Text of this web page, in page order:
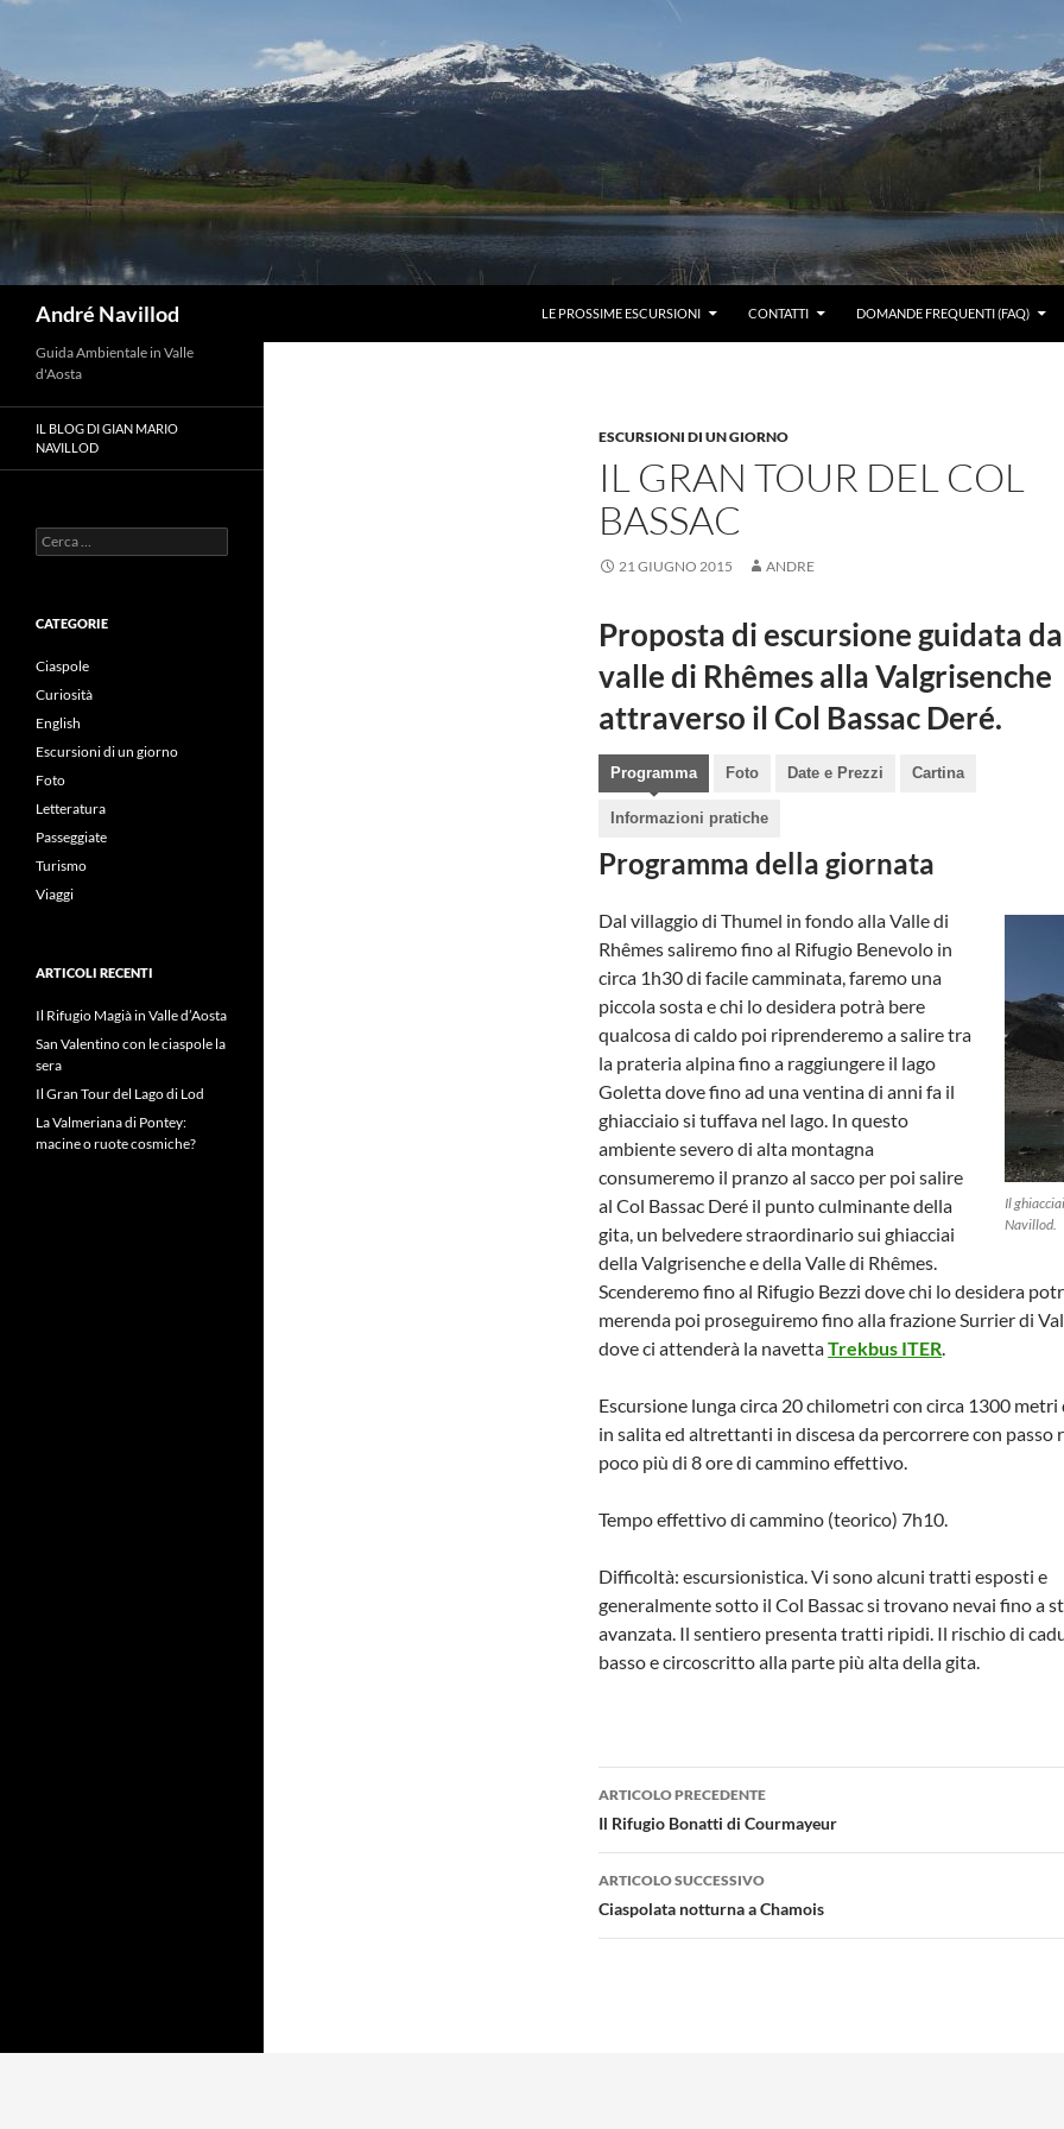
contenuto
André Navillod LE PROSSIME ESCURSIONI CONTATTI DOMANDE FREQUENTI (FAQ)
ESCURSIONI DI UN GIORNO
IL GRAN TOUR DEL COL
BASSAC
21 GIUGNO 2015 ANDRE
Proposta di escursione guidata
valle di Rhêmes alla Valgrisenche
attraverso il Col Bassac Deré.
Programma Foto Date e Prezzi Cartina
Informazioni pratiche
Programma della giornata
Il
Navillod.
Dal villaggio di Thumel in fondo alla Valle di
Rhêmes saliremo fino al Rifugio Benevolo in
circa 1h30 di facile camminata, faremo una
piccola sosta e chi lo desidera potrà bere
qualcosa di caldo poi riprenderemo a salire tra
la prateria alpina fino a raggiungere il lago
Goletta dove fino ad una ventina di anni fa il
ghiacciaio si tuffava nel lago. In questo
ambiente severo di alta montagna
consumeremo il pranzo al sacco per poi salire
al Col Bassac Deré il punto culminante della
gita, un belvedere straordinario sui ghiacciai
della Valgrisenche e della Valle di Rhêmes.
Scenderemo fino al Rifugio Bezzi dove chi lo desidera
merenda poi proseguiremo fino alla frazione Surrier di
dove ci attenderà la navettaTrekbus ITER.
Escursione lunga circa 20 chilometri con circa 1300
in salita ed altrettanti in discesa da percorrere con passo
poco più di 8 ore di cammino effettivo.
Tempo effettivo di cammino (teorico) 7h10.
Difficoltà: escursionistica. Vi sono alcuni tratti esposti e
generalmente sotto il Col Bassac si trovano nevai fino a
avanzata. Il sentiero presenta tratti ripidi. Il rischio di
basso e circoscritto alla parte più alta della gita.
Navigazione
articolo
ARTICOLO PRECEDENTE
Il Rifugio Bonatti di Courmayeur
ARTICOLO SUCCESSIVO
Ciaspolata notturna a Chamois
Guida Ambientale in Valle
d'Aosta
IL BLOG DI GIAN MARIO
NAVILLOD
Ricerca
per:
CATEGORIE
Ciaspole
Curiosità
English
Escursioni di un giorno
Foto
Letteratura
Passeggiate
Turismo
Viaggi
ARTICOLI RECENTI
Il Rifugio Magià in Valle d’Aosta
San Valentino con le ciaspole la
sera
Il Gran Tour del Lago di Lod
La Valmeriana di Pontey:
macine o ruote cosmiche?